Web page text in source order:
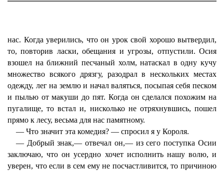
нас. Когда уверились, что он урок свой хорошо вытвердил,
то, повторив ласки, обещания и угрозы, отпустили. Осия
взошел на ближний песчаный холм, натаскал в одну кучу
множество всякого дрязгу, разодрал в нескольких местах
одежду, лег на землю и начал валяться, посыпая себя песком
и пылью от макуши до пят. Когда он сделался похожим на
пугалище, то встал и, нисколько не отряхнувшись, пошел
прямо к лесу, весьма для нас памятному.
— Что значит эта комедия? — спросил я у Короля.
— Добрый знак,— отвечал он,— из сего поступка Осии
заключаю, что он усердно хочет исполнить нашу волю, и
уверен, что если в сем ему не посчастливится, то причиною